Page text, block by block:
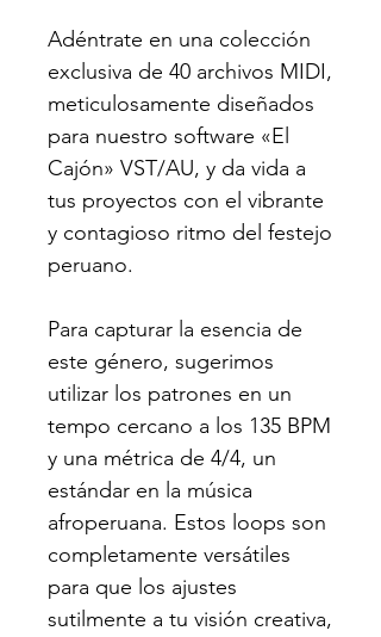
Adéntrate en una colección
exclusiva de 40 archivos MIDI,
meticulosamente diseñados
para nuestro software «El
Cajón» VST/AU, y da vida a
tus proyectos con el vibrante
y contagioso ritmo del festejo
peruano.
Para capturar la esencia de
este género, sugerimos
utilizar los patrones en un
tempo cercano a los 135 BPM
y una métrica de 4/4, un
estándar en la música
afroperuana. Estos loops son
completamente versátiles
para que los ajustes
sutilmente a tu visión creativa,